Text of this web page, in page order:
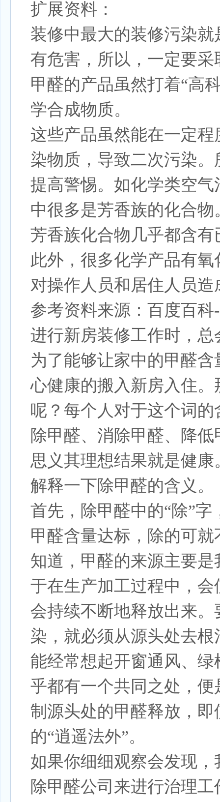
扩展资料：
装修中最大的装修污染
有危害，所以，一定要
甲醛的产品虽然打着“高
学合成物质。
这些产品虽然能在一定
染物质，导致二次污染
提高警惕。如化学类空
中很多是芳香族的化合物
芳香族化合物几乎都含
此外，很多化学产品有
对操作人员和居住人员造
参考资料来源：百度百
进行新房装修工作时，
为了能够让家中的甲醛
心健康的搬入新房入住
呢？每个人对于这个词
除甲醛、消除甲醛、降
思义其理想结果就是健
解释一下除甲醛的含义。
首先，除甲醛中的“除”
甲醛含量达标，除的可
知道，甲醛的来源主要
于在生产加工过程中，
会持续不断地释放出来
染，就必须从源头处去
能经常想起开窗通风、
乎都有一个共同之处，
制源头处的甲醛释放，
的“逍遥法外”。
如果你细细观察会发现
除甲醛公司来进行治理